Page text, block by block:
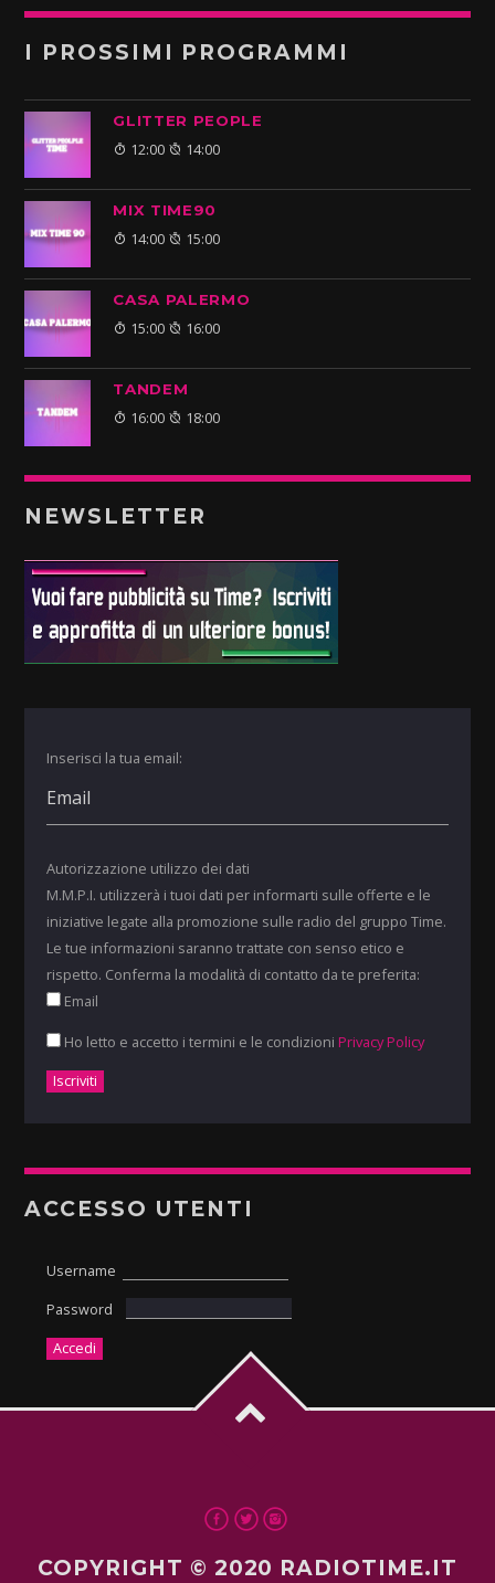
I PROSSIMI PROGRAMMI
GLITTER PEOPLE
12:00 14:00
MIX TIME90
14:00 15:00
CASA PALERMO
15:00 16:00
TANDEM
16:00 18:00
NEWSLETTER
Inserisci la tua email:
Autorizzazione utilizzo dei dati
M.M.P.I. utilizzerà i tuoi dati per informarti sulle offerte e le
iniziative legate alla promozione sulle radio del gruppo Time.
Le tue informazioni saranno trattate con senso etico e
rispetto. Conferma la modalità di contatto da te preferita:
Email
Ho letto e accetto i termini e le condizioni Privacy Policy
ACCESSO UTENTI
Username
Password
COPYRIGHT © 2020 RADIOTIME.IT